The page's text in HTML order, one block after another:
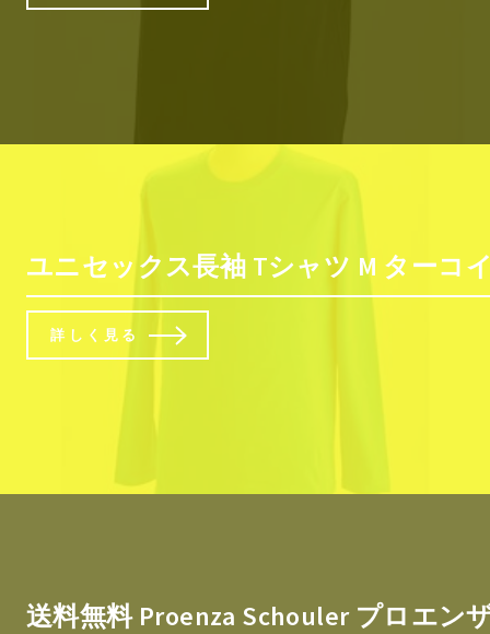
ユニセックス長袖 Tシャツ M ターコ
詳しく見る
送料無料 Proenza Schouler プロエン